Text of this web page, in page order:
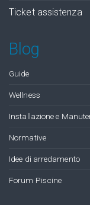
Ticket assistenza
Blog
Guide
Wellness
Installazione e
Normative
Idee di arredamento
Forum Piscine